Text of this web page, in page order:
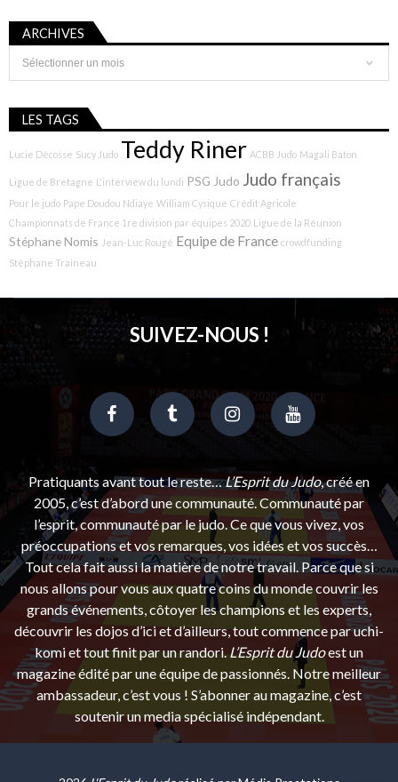
ARCHIVES
Archives
LES TAGS
Lucie Décosse Sucy Judo Teddy Riner ACBB Judo Magali Baton
Ligue de Bretagne L'interview du lundi PSG Judo Judo français
Pour le judo Pape Doudou Ndiaye William Cysique Crédit Agricole
Championnats de France 1re division par équipes 2020 Ligue de la Réunion
Stéphane Nomis Jean-Luc Rougé Equipe de France crowdfunding
Stéphane Traineau
SUIVEZ-NOUS !
Pratiquants avant tout le reste…L’Esprit du Judo, créé en
2005, c’est d’abord une communauté. Communauté par
l’esprit, communauté par le judo. Ce que vous vivez, vos
préoccupations et vos remarques, vos idées et vos succès…
Tout cela fait aussi la matière de notre travail. Parce que si
nous allons pour vous aux quatre coins du monde couvrir les
grands événements, côtoyer les champions et les experts,
découvrir les dojos d’ici et d’ailleurs, tout commence par uchi-
komi et tout finit par un randori.L’Esprit du Judoest un
magazine édité par une équipe de passionnés. Notre meilleur
ambassadeur, c’est vous ! S’abonner au magazine, c’est
soutenir un media spécialisé indépendant.